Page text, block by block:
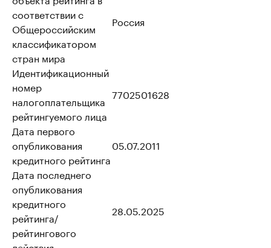
соответствии c
Общероссийским
классификатором
стран мира
Россия
Идентификационный
номер
налогоплательщика
рейтингуемого лица
7702501628
Дата первого
опубликования
кредитного рейтинга
05.07.2011
Дата последнего
опубликования
кредитного
рейтинга/
рейтингового
28.05.2025